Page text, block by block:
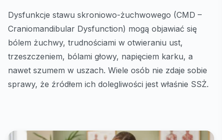
Dysfunkcje stawu skroniowo-żuchwowego (CMD –
Craniomandibular Dysfunction) mogą objawiać się
bólem żuchwy, trudnościami w otwieraniu ust,
trzeszczeniem, bólami głowy, napięciem karku, a
nawet szumem w uszach. Wiele osób nie zdaje sobie
sprawy, że źródłem ich dolegliwości jest właśnie SSŻ.